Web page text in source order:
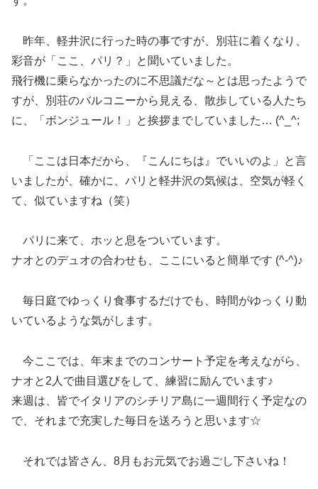
昨年、軽井沢に行った時の事ですが、別荘に着くなり、
彩音が「ここ、パリ？」と聞いていました。
飛行機に乗らなかったのに不思議だな～とは思ったようで
すが、別荘のバルコニーから見える、散歩している人たち
に、「ボンジュール！」と挨拶までしていました… (^_^;
「ここは日本だから、『こんにちは』でいいのよ」と言
いましたが、確かに、パリと軽井沢の気候は、空気が軽く
て、似ていますね（笑）
パリに来て、ホッと息をついています。
ナオとのデュオの合わせも、ここにいると簡単です (^-^)♪
毎日庭でゆっくり食事するだけでも、時間がゆっくり動
いているような気がします。
今ここでは、年末までのコンサート予定を考えながら、
ナオと2人で曲目選びをして、練習に励んでいます♪
来週は、皆でイタリアのシチリア島に一週間行く予定なの
で、それまで充実した毎日を送ろうと思います☆
それでは皆さん、8月もお元気でお過ごし下さいね！